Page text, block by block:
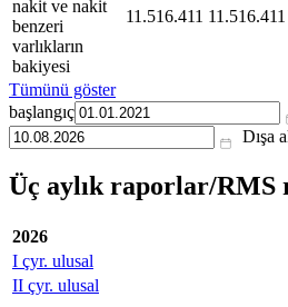
nakit ve nakit
benzeri
varlıkların
bakiyesi
11.516.411 11.516.411
Tümünü göster
başlangıç
Dışa
Üç aylık raporlar/RMS
2026
I çyr. ulusal
II çyr. ulusal